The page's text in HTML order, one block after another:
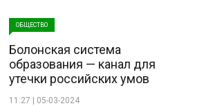
ОБЩЕСТВО
Болонская система
образования — канал для
утечки российских умов
11:27 | 05-03-2024